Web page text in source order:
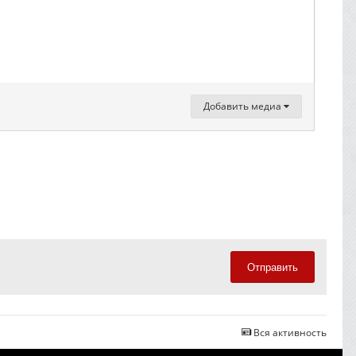
Добавить медиа
Отправить
Вся активность